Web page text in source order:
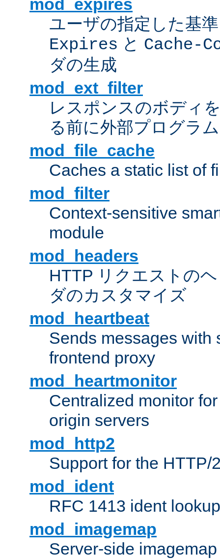
mod_expires
ユーザの指定した基
Expires と Cache-
ダの生成
mod_ext_filter
レスポンスのボディ
る前に外部プログラ
mod_file_cache
Caches a static list of
mod_filter
Context-sensitive
module
mod_headers
HTTP リクエストの
ダのカスタマイズ
mod_heartbeat
Sends messages with
frontend proxy
mod_heartmonitor
Centralized monitor
origin servers
mod_http2
Support for the HTTP/
mod_ident
RFC 1413 ident
mod_imagemap
Server-side